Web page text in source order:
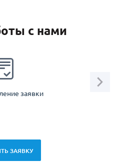
с нами
заявки
ЗАЯВКУ